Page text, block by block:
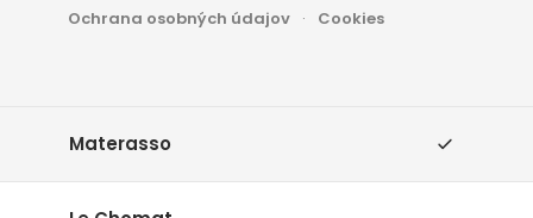
Ochrana osobných údajov
Cookies
Materasso